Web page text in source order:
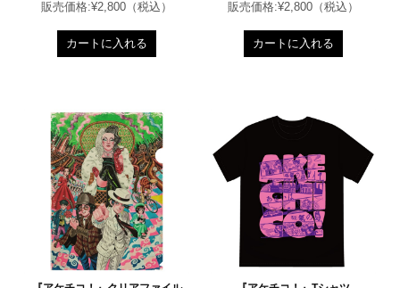
販売価格:¥2,800 （税込）
カートに入れる
販売価格:¥2,800 （税込）
カートに入れる